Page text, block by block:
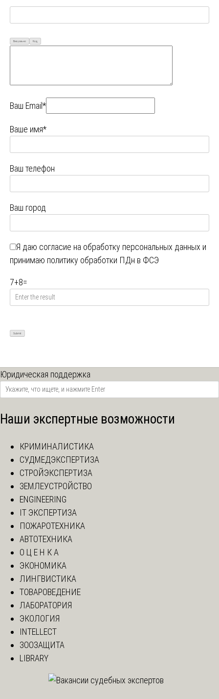
Визуально Код
Ваш Email*
Ваше имя*
Ваш телефон
Ваш город
Я даю согласие на обработку персональных данных и
принимаю политику обработки ПДн в ФСЭ
7+8=
Юридическая поддержка
Наши экспертные возможности
КРИМИНАЛИСТИКА
СУДМЕДЭКСПЕРТИЗА
СТРОЙЭКСПЕРТИЗА
ЗЕМЛЕУСТРОЙСТВО
ENGINEERING
IT ЭКСПЕРТИЗА
ПОЖАРОТЕХНИКА
АВТОТЕХНИКА
О Ц Е Н К А
ЭКОНОМИКА
ЛИНГВИСТИКА
ТОВАРОВЕДЕНИЕ
ЛАБОРАТОРИЯ
ЭКОЛОГИЯ
INTELLECT
ЗООЗАЩИТА
LIBRARY